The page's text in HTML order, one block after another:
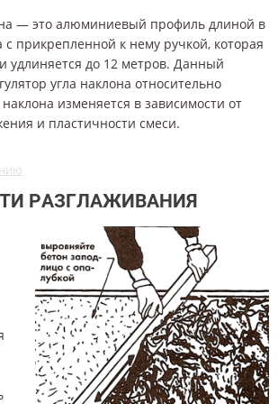
— это алюминиевый профиль длиной в
с прикрепленной к нему ручкой, которая
удлиняется до 12 метров. Данный
угла наклона относительно
изменяется в зависимости от
и пластичности смеси.
РАЗГЛАЖИВАНИЯ